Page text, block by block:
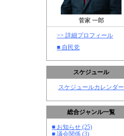
菅家 一郎
>> 詳細プロフィール
■ 自民党
スケジュール
スケジュールカレンダー
総合ジャンル一覧
■ お知らせ (25)
■ 議会関係 (3)